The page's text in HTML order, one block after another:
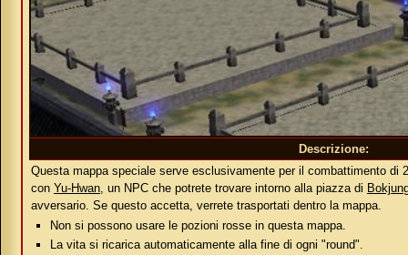
Descrizione:
Questa mappa speciale serve esclusivamente per il combattimento di
con Yu-Hwan, un NPC che potrete trovare intorno alla piazza di
avversario. Se questo accetta, verrete trasportati dentro la mappa.
Non si possono usare le pozioni rosse in questa mappa.
La vita si ricarica automaticamente alla fine di ogni "round".